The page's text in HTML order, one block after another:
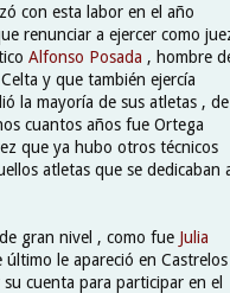
con esta labor en el año
renunciar a ejercer como
Alfonso Posada , hombre
y que también ejercía
la mayoría de sus atletas , de
cuantos años fue Ortega
que ya hubo otros técnicos
atletas que se dedicaban
gran nivel , como fue Julia
le apareció en Castrelos
cuenta para participar en el